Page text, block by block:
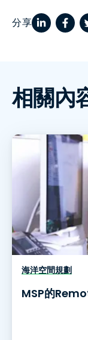
分享
相關內
海洋空間規劃
MSP的